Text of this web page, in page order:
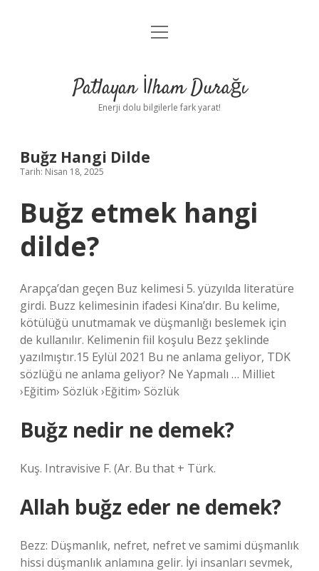
Anasayfa
Yasal Uyarı
menüyü
Patlayan İlham Durağı
Enerji dolu bilgilerle fark yarat!
Buğz Hangi Dilde
Tarih: Nisan 18, 2025
Buğz etmek hangi
dilde?
Arapça’dan geçen Buz kelimesi 5. yüzyılda literatüre
girdi. Buzz kelimesinin ifadesi Kina’dır. Bu kelime,
kötülüğü unutmamak ve düşmanlığı beslemek için
de kullanılır. Kelimenin fiil koşulu Bezz şeklinde
yazılmıştır.15 Eylül 2021 Bu ne anlama geliyor, TDK
sözlüğü ne anlama geliyor? Ne Yapmalı … Milliet
›Eğitim› Sözlük ›Eğitim› Sözlük
Buğz nedir ne demek?
Kuş. Intravisive F. (Ar. Bu that + Türk.
Allah buğz eder ne demek?
Bezz: Düşmanlık, nefret, nefret ve samimi düşmanlık
hissi düşmanlık anlamına gelir. İyi insanları sevmek,